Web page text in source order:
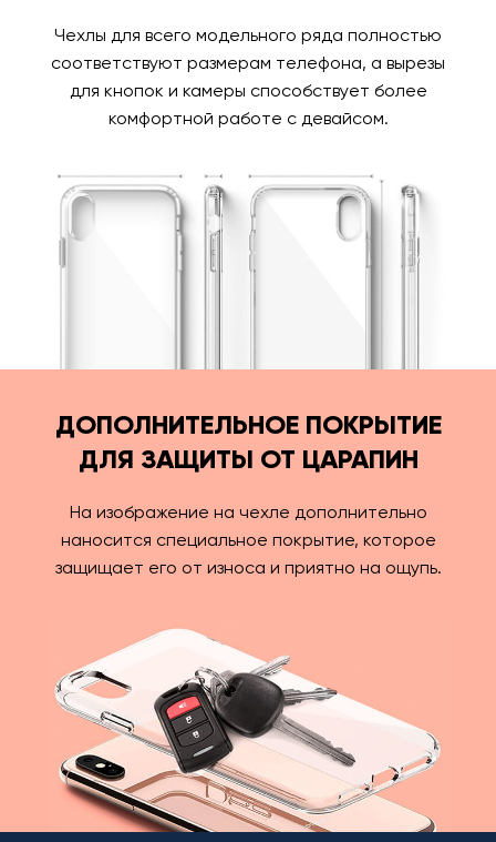
Чехлы для всего модельного ряда полностью
соответствуют размерам телефона, а вырезы
для кнопок и камеры способствует более
комфортной работе с девайсом.
ДОПОЛНИТЕЛЬНОЕ ПОКРЫТИЕ
ДЛЯ ЗАЩИТЫ ОТ ЦАРАПИН
На изображение на чехле дополнительно
наносится специальное покрытие, которое
защищает его от износа и приятно на ощупь.